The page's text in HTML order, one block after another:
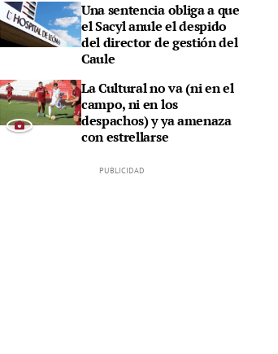
Una sentencia obliga a que
el Sacyl anule el despido
del director de gestión del
Caule
La Cultural no va (ni en el
campo, ni en los
despachos) y ya amenaza
con estrellarse